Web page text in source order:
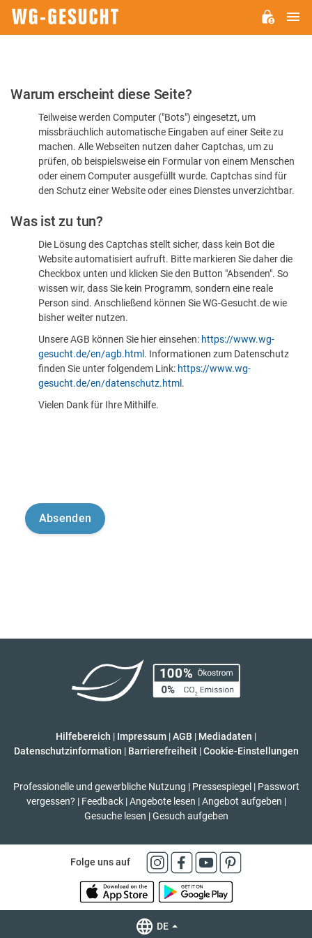
Bitte
dass
sind
Warum erscheint diese Seite?
Teilweise werden Computer ("Bots") eingesetzt, um
missbräuchlich automatische Eingaben auf einer Seite zu
machen. Alle Webseiten nutzen daher Captchas, um zu
prüfen, ob beispielsweise ein Formular von einem Menschen
oder einem Computer ausgefüllt wurde. Captchas sind für
den Schutz einer Website oder eines Dienstes unverzichtbar.
Was ist zu tun?
Die Lösung des Captchas stellt sicher, dass kein Bot die
Website automatisiert aufruft. Bitte markieren Sie daher die
Checkbox unten und klicken Sie den Button "Absenden". So
wissen wir, dass Sie kein Programm, sondern eine reale
Person sind. Anschließend können Sie WG-Gesucht.de wie
bisher weiter nutzen.
Unsere AGB können Sie hier einsehen: https://www.wg-
gesucht.de/en/agb.html . Informationen zum Datenschutz
finden Sie unter folgendem Link: https://www.wg-
gesucht.de/en/datenschutz.html .
Vielen Dank für Ihre Mithilfe.
Hilfebereich | Impressum |AGB | Mediadaten |
Datenschutzinformation | Barrierefreiheit | Cookie-Einstellungen
Professionelle und gewerbliche Nutzung | Pressespiegel | Passwort
vergessen? | Feedback | Angebote lesen | Angebot aufgeben |
Gesuche lesen | Gesuch aufgeben
Folge uns auf
DE